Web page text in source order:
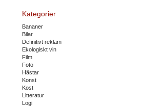
Kategorier
Bananer
Bilar
Definitivt reklam
Ekologiskt vin
Film
Foto
Hästar
Konst
Kost
Litteratur
Logi